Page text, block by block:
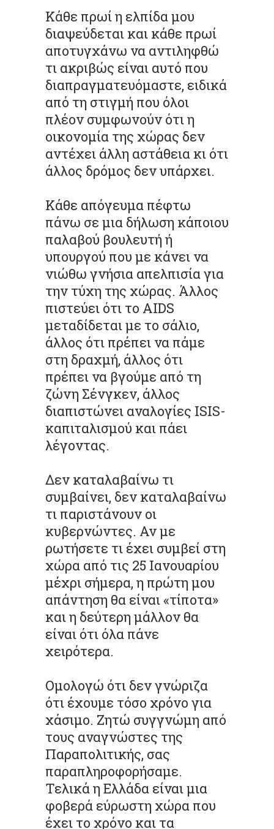
Κάθε πρωί η ελπίδα μου
διαψεύδεται και κάθε πρωί
αποτυγχάνω να αντιληφθώ
τι ακριβώς είναι αυτό που
διαπραγματευόμαστε, ειδικά
από τη στιγμή που όλοι
πλέον συμφωνούν ότι η
οικονομία της χώρας δεν
αντέχει άλλη αστάθεια κι ότι
άλλος δρόμος δεν υπάρχει.
Κάθε απόγευμα πέφτω
πάνω σε μια δήλωση κάποιου
παλαβού βουλευτή ή
υπουργού που με κάνει να
νιώθω γνήσια απελπισία για
την τύχη της χώρας. Άλλος
πιστεύει ότι το AIDS
μεταδίδεται με το σάλιο,
άλλος ότι πρέπει να πάμε
στη δραχμή, άλλος ότι
πρέπει να βγούμε από τη
ζώνη Σένγκεν, άλλος
διαπιστώνει αναλογίες ISIS-
καπιταλισμού και πάει
λέγοντας.
Δεν καταλαβαίνω τι
συμβαίνει, δεν καταλαβαίνω
τι παριστάνουν οι
κυβερνώντες. Αν με
ρωτήσετε τι έχει συμβεί στη
χώρα από τις 25 Ιανουαρίου
μέχρι σήμερα, η πρώτη μου
απάντηση θα είναι «τίποτα»
και η δεύτερη μάλλον θα
είναι ότι όλα πάνε
χειρότερα.
Ομολογώ ότι δεν γνώριζα
ότι έχουμε τόσο χρόνο για
χάσιμο. Ζητώ συγγνώμη από
τους αναγνώστες της
Παραπολιτικής, σας
παραπληροφορήσαμε.
Τελικά η Ελλάδα είναι μια
φοβερά εύρωστη χώρα που
έχει το χρόνο και τα